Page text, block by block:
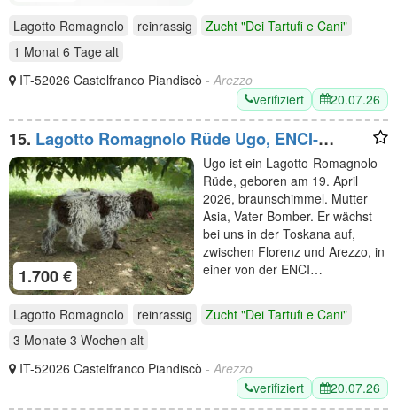
Lagotto Romagnolo reinrassig
Zucht "Dei Tartufi e Cani"
1 Monat 6 Tage alt
IT-52026 Castelfranco Piandiscò - Arezzo
verifiziert
20.07.26
15. Lagotto Romagnolo Rüde Ugo, ENCI-
Ahnentafel, Toskana
1.700 €
Ugo ist ein Lagotto-Romagnolo-
Rüde, geboren am 19. April
2026, braunschimmel. Mutter
Asia, Vater Bomber. Er wächst
bei uns in der Toskana auf,
zwischen Florenz und Arezzo, in
einer von der ENCI…
Lagotto Romagnolo reinrassig
Zucht "Dei Tartufi e Cani"
3 Monate 3 Wochen alt
IT-52026 Castelfranco Piandiscò - Arezzo
verifiziert
20.07.26